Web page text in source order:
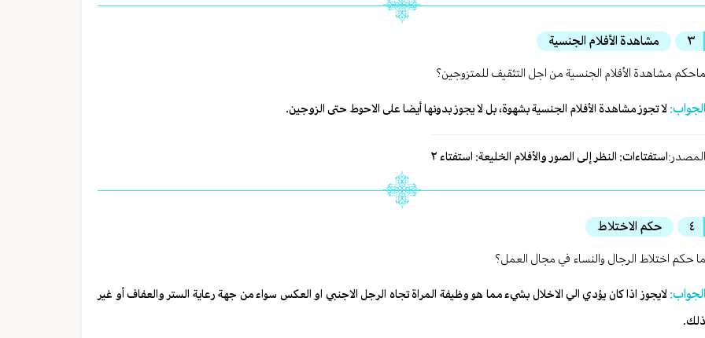
٣ مشاهدة الأفلام الجنسية
ماحكم مشاهدة الأفلام الجنسية من اجل التثقيف للمتزوجين؟
الجواب: لا تجوز مشاهدة الأفلام الجنسية بشهوة، بل لا يجوز بدونها أيضا على الاحوط حتى الزوجين.
المصدر:استفتاءات: النظر إلى الصور والأفلام الخليعة: استفتاء ٢
٤ حكم الاختلاط
ما حكم اختلاط الرجال والنساء في مجال العمل؟
الجواب: لايجوز اذا كان يؤدي الي الاخلال بشيء مما هو وظيفة المراة تجاه الرجل الاجنبي او العكس سواء من جهة رعاية الستر والعفاف أو غير
ذلك.